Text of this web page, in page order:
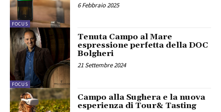
FOCUS
6 Febbraio 2025
FOCUS
Tenuta Campo al Mare
espressione perfetta della DOC
Bolgheri
21 Settembre 2024
Campo alla Sughera e la nuova
esperienza di Tour& Tasting